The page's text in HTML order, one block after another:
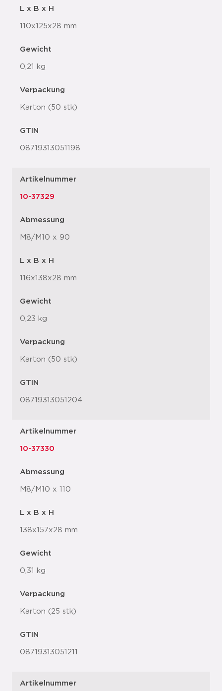
L x B x H
110x125x28 mm
Gewicht
0,21 kg
Verpackung
Karton (50 stk)
GTIN
08719313051198
Artikelnummer
10-37329
Abmessung
M8/M10 x 90
L x B x H
116x138x28 mm
Gewicht
0,23 kg
Verpackung
Karton (50 stk)
GTIN
08719313051204
Artikelnummer
10-37330
Abmessung
M8/M10 x 110
L x B x H
138x157x28 mm
Gewicht
0,31 kg
Verpackung
Karton (25 stk)
GTIN
08719313051211
Artikelnummer